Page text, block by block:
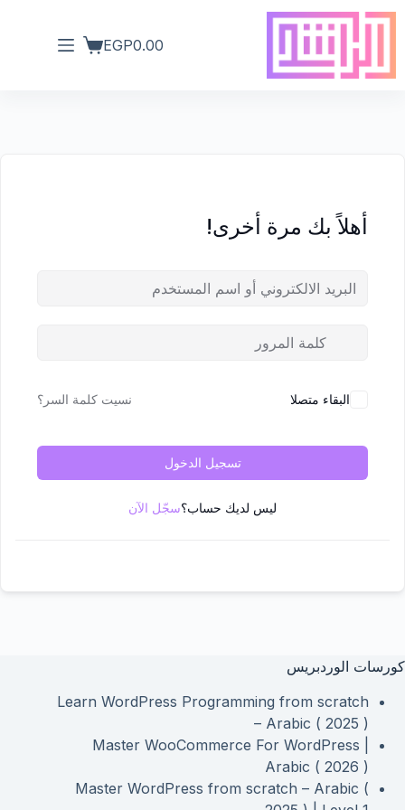
EGP0.00
أهلاً بك مرة أخرى!
البقاء متصلا نسيت كلمة السر؟
تسجيل الدخول
ليس لديك حساب؟سجّل الآن
كورسات الوردبريس
Learn WordPress Programming from scratch
– Arabic ( 2025 )
Master WooCommerce For WordPress |
Arabic ( 2026 )
Master WordPress from scratch – Arabic (